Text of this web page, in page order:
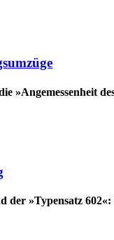
»Angemessenheit
der »Typensatz